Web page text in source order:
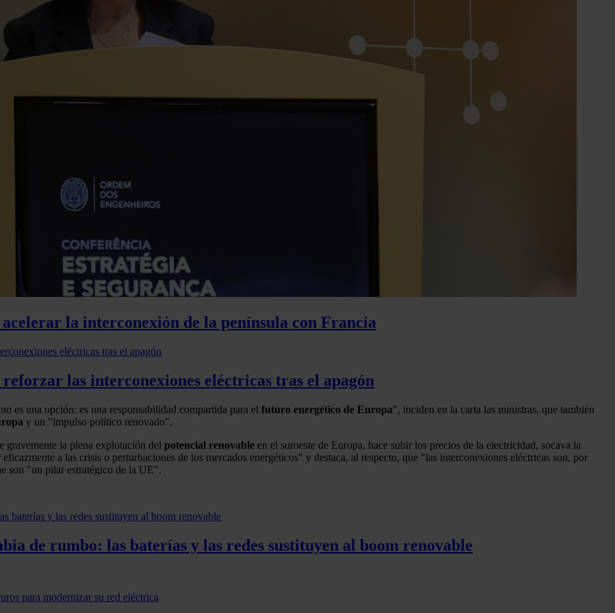
la interconexión de la península con Francia
las interconexiones eléctricas tras el apagón
es una opción: es una responsabilidad compartida para el futuro energético de Europa", inciden en la carta las ministras, que también
y un "impulso político renovado".
gravemente la plena explotación del potencial renovable en el suroeste de Europa, hace subir los precios de la electricidad, socava la
a las crisis o perturbaciones de los mercados energéticos" y destaca, al respecto, que "las interconexiones eléctricas son, por
son "un pilar estratégico de la UE".
de rumbo: las baterías y las redes sustituyen al boom renovable